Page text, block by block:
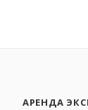
АРЕНДА